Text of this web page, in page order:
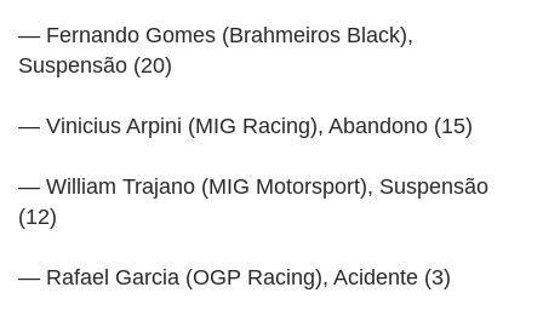
— Fernando Gomes (Brahmeiros Black),
Suspensão (20)
— Vinicius Arpini (MIG Racing), Abandono (15)
— William Trajano (MIG Motorsport), Suspensão
(12)
— Rafael Garcia (OGP Racing), Acidente (3)